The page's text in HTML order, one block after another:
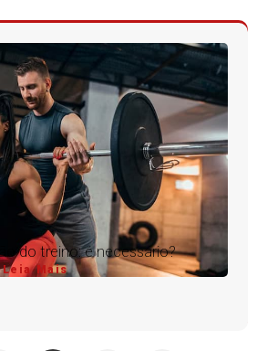
do treino: é necessário?
Leia Mais